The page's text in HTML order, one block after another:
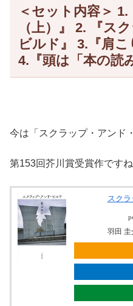
＜セット内容＞
（上）』 2. 『ス
ビルド』 3.『肩こ
4.『頭は「本の読
今は「スクラップ・アンド
第153回芥川賞受賞作ですね
スク
羽田